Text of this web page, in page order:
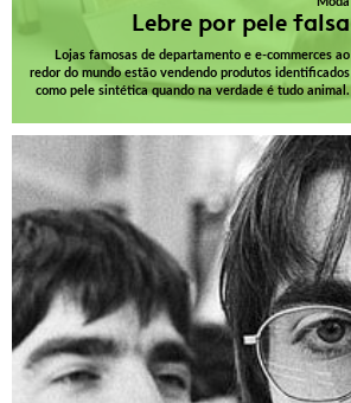
Lebre por pele falsa
Lojas famosas de departamento e e-commerces ao
redor do mundo estão vendendo produtos identificados
como pele sintética quando na verdade é tudo animal.